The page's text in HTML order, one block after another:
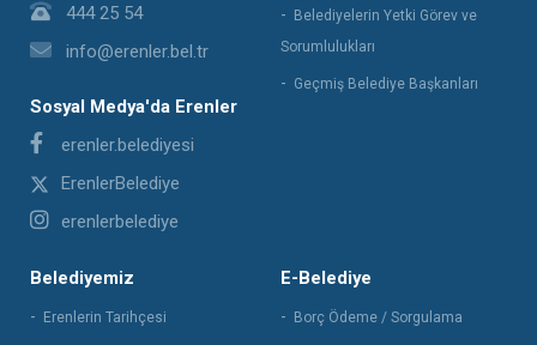
444 25 54
info@erenler.bel.tr
Sosyal Medya'da Erenler
erenler.belediyesi
ErenlerBelediye
erenlerbelediye
Belediyelerin Yetki Görev ve
Sorumlulukları
Geçmiş Belediye Başkanları
Belediyemiz
Erenlerin Tarihçesi
E-Belediye
Borç Ödeme / Sorgulama